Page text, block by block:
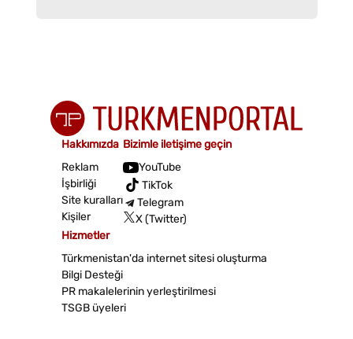
Hakkımızda
Reklam
İşbirliği
Site kuralları
Kişiler
Bizimle iletişime geçin
YouTube
TikTok
Telegram
X (Twitter)
Hizmetler
Türkmenistan'da internet sitesi oluşturma
Bilgi Desteği
PR makalelerinin yerleştirilmesi
TSGB üyeleri